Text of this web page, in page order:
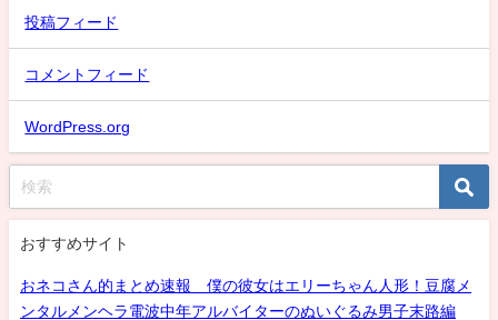
投稿フィード
コメントフィード
WordPress.org
おすすめサイト
おネコさん的まとめ速報 僕の彼女はエリーちゃん人形！豆腐メ
ンタルメンヘラ電波中年アルバイターのぬいぐるみ男子末路編